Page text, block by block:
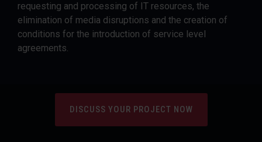
requesting and processing of IT resources, the
elimination of media disruptions and the creation of
conditions for the introduction of service level
agreements.
DISCUSS YOUR PROJECT NOW